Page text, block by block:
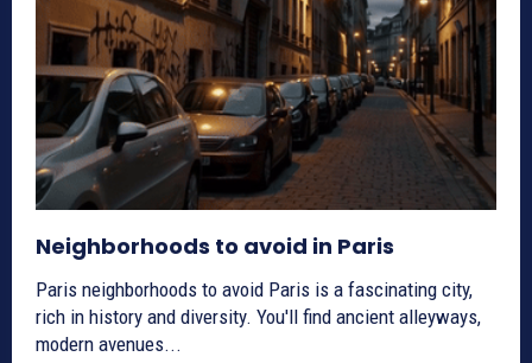
Neighborhoods to avoid in Paris
Paris neighborhoods to avoid Paris is a fascinating city,
rich in history and diversity. You'll find ancient alleyways,
modern avenues...